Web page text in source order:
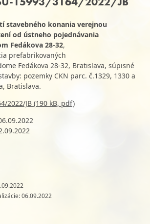
stavebného konania verejnou
od ústneho pojednávania
Fedákova 28-32,
prefabrikovaných
Fedákova 28-32, Bratislava, súpisné
pozemky CKN parc. č.1329, 1330 a
Bratislava.
2022/JB (190 kB, pdf)
06.09.2022